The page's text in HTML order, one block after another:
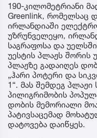
190-კილომეტრიანი
Greenlink, რომელსაც
ირლანდიაში
უზრუნველეყო,
საგრაფოსა და
უესტის პლაჟს შორის
პლაჟზე გადაიღეს
„ჰარი პოტერი და
1“. მას შემდეგ პლაჟი
პილიგრიმობის
დობის მემორიალი
პატივსაცემად
დატოვება დაიწყეს.